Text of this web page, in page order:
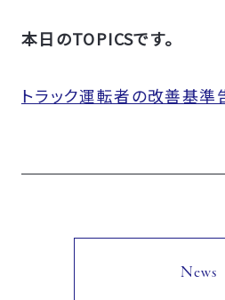
本日のTOPICSです。
トラック運転者の改善基準
News